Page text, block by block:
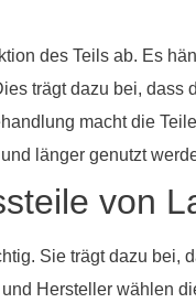
des Teils ab. Es
trägt dazu bei, dass
macht die
länger genutzt
von
Sie trägt dazu bei,
Hersteller wählen